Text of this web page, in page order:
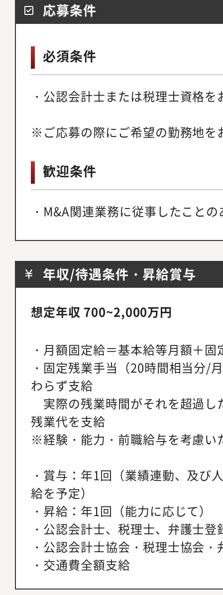
応募条件
必須条件
・公認会計士または税理士資格を
※ご応募の際にご希望の勤務地を
歓迎条件
・M&A関連業務に従事したこと
年収/待遇条件・昇給賞与
想定年収 700~2,000万円
・月額固定給＝基本給等月額＋固
・固定残業手当（20時間相当分/
わらず支給
実際の残業時間がそれを超過し
残業代を支給
※経験・能力・前職給与を考慮い
・賞与：年1回（業績連動、及び
給を予定）
・昇給：年1回（能力に応じて）
・公認会計士、税理士、弁護士登
・公認会計士協会・税理士協会
・交通費全額支給